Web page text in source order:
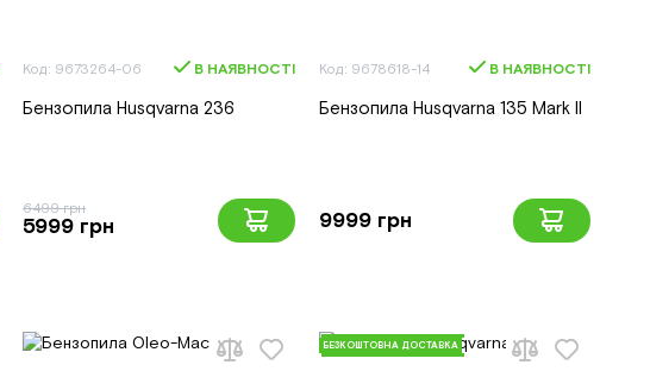
Код: 9673264-06 В НАЯВНОСТІ
Бензопила Husqvarna 236
6499 грн
5999 грн
Код: 9678618-14 В НАЯВНОСТІ
Бензопила Husqvarna 135 Mark II
9999 грн
БЕЗКОШТОВНА ДОСТАВКА